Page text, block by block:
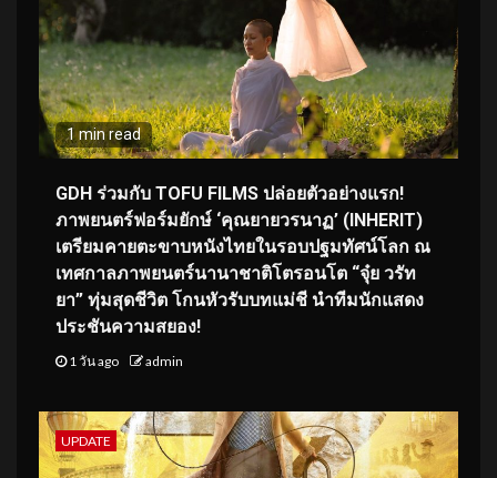
1 min read
GDH ร่วมกับ TOFU FILMS ปล่อยตัวอย่างแรก!
ภาพยนตร์ฟอร์มยักษ์ ‘คุณยายวรนาฏ’ (INHERIT)
เตรียมคายตะขาบหนังไทยในรอบปฐมทัศน์โลก ณ
เทศกาลภาพยนตร์นานาชาติโตรอนโต “จุ๋ย วรัท
ยา” ทุ่มสุดชีวิต โกนหัวรับบทแม่ชี นำทีมนักแสดง
ประชันความสยอง!
1 วัน ago admin
UPDATE